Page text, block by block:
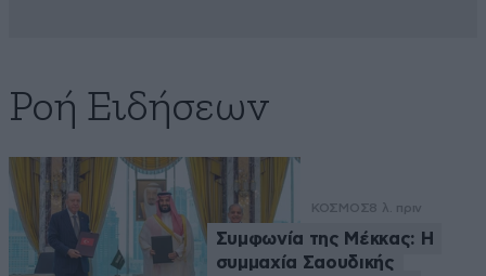
Ροή Ειδήσεων
ΚΟΣΜΟΣ8 λ. πριν
Συμφωνία της Μέκκας: Η
συμμαχία Σαουδικής